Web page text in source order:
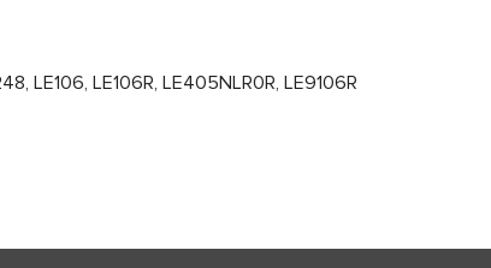
LE106, LE106R, LE405NLR0R, LE9106R